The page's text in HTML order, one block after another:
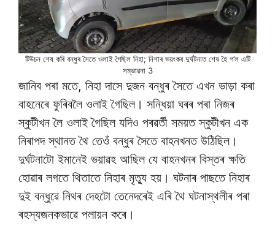
টিউচন শেষ কৰি বন্ধুৰ সৈতে ওলাই গৈছিল নিহা; নিশাৰ ভয়ংকৰ দুৰ্ঘটনাত শেষ হৈ গ’ল এটি
সম্ভাৱনা 3
জানিব পৰা মতে, নিহা দাসে দুজন বন্ধুৰ সৈতে এখন ভাড়া কৰা
বাহনেৰে ফুৰিবলৈ ওলাই গৈছিল। সন্ধিয়া ঘৰৰ পৰা নিজৰ
স্কুটীখন লৈ ওলাই গৈছিল যদিও পৰৱৰ্তী সময়ত স্কুটীখন এক
নিৰাপদ স্থানত থৈ তেওঁ বন্ধুৰ সৈতে বাহনখনত উঠিছিল।
দুৰ্ঘটনাটো ইমানেই ভয়াৱহ আছিল যে বাহনখনৰ বিস্তৰ ক্ষতি
হোৱাৰ লগতে থিতাতে নিহাৰ মৃত্যু হয়। ঘটনাৰ পাছতে নিহাৰ
দুই বন্ধুৱে নিথৰ দেহটো তেনেদৰেই এৰি থৈ ঘটনাস্থলীৰ পৰা
ৰহস্যজনকভাৱে পলায়ন কৰে।